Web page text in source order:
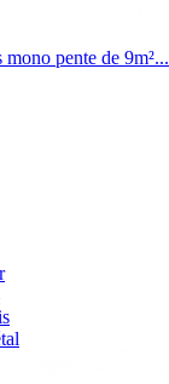
pente de 9m²...